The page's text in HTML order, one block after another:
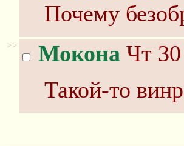
Почему
>> Мокона Чт
Такой-то